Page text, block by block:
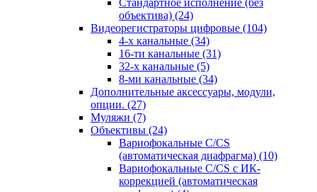
Стандартное исполнение (без
объектива) (24)
Видеорегистраторы цифровые (104)
4-х канальные (34)
16-ти канальные (31)
32-х канальные (5)
8-ми канальные (34)
Дополнительные аксессуары, модули,
опции. (27)
Муляжи (7)
Объективы (24)
Вариофокальные C/CS
(автоматическая диафрагма) (10)
Вариофокальные C/CS с ИК-
коррекцией (автоматическая